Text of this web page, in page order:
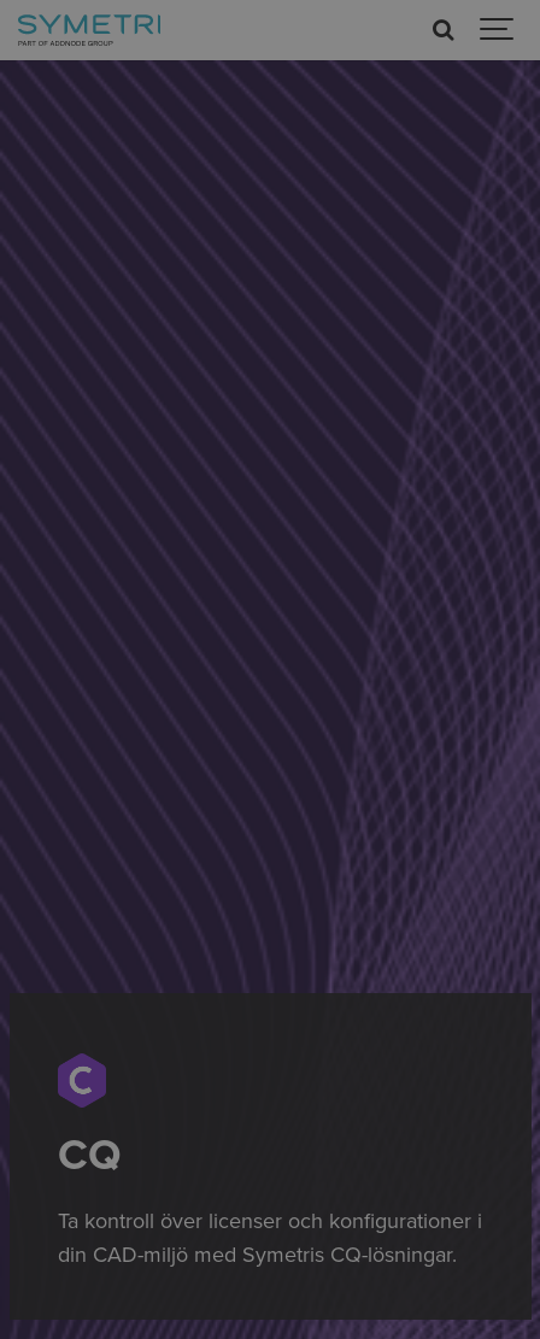
CQ
Ta kontroll över licenser och konfigurationer i
din CAD-miljö med Symetris CQ-lösningar.